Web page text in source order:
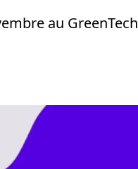
au GreenTech